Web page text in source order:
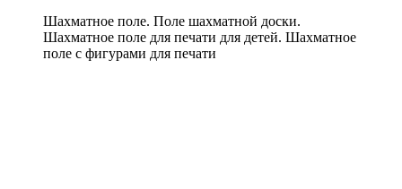
Шахматное поле. Поле шахматной доски.
Шахматное поле для печати для детей. Шахматное
поле с фигурами для печати